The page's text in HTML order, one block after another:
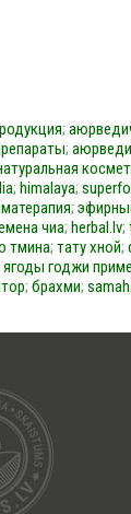
;
;
; himalaya;
;
чиа; herbal.lv;
тмина; тату хной;
ягоды годжи
; брахми;